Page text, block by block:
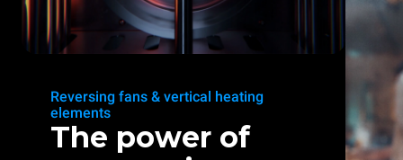
Reversing fans & vertical heating
elements
The power of